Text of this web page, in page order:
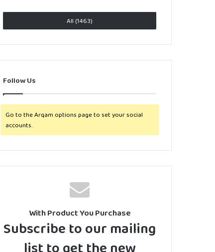
All (1463)
Follow Us
Go to the Arqam options page to set your social
accounts.
With Product You Purchase
Subscribe to our mailing
list to get the new